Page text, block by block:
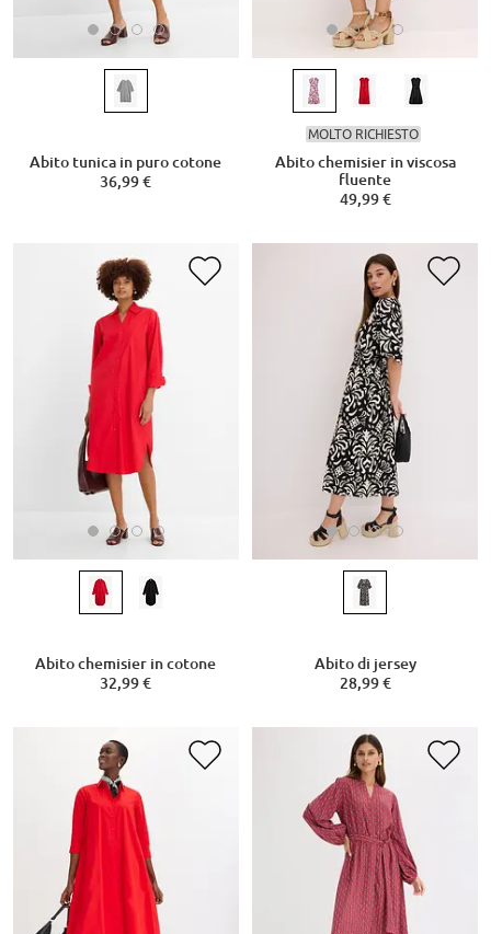
Abito tunica in puro cotone
36,99 €
MOLTO RICHIESTO
Abito chemisier in viscosa
fluente
49,99 €
Abito chemisier in cotone
32,99 €
Abito di jersey
28,99 €